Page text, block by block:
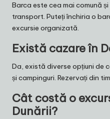
Barca este cea mai comună
transport. Puteți închiria o
excursie organizată.
Există cazare în
Da, există diverse opțiuni de
și campinguri. Rezervați din
Cât costă o
Dunării?